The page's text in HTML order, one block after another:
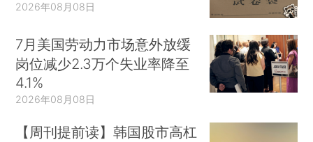
2026年08月08日
7月美国劳动力市场意外放缓
岗位减少2.3万个失业率降至
4.1%
2026年08月08日
【周刊提前读】韩国股市高杠